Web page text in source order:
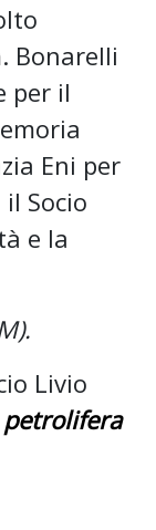
Bonarelli
per il
Eni per
Socio
e la
Livio